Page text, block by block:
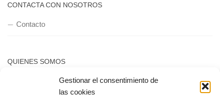
Gestionar el consentimiento de
las cookies
CONTACTA CON NOSOTROS
Contacto
QUIENES SOMOS
Quienes somos